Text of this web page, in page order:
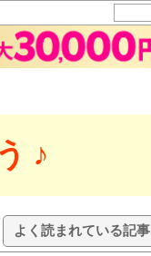
♪
よく読まれている記事